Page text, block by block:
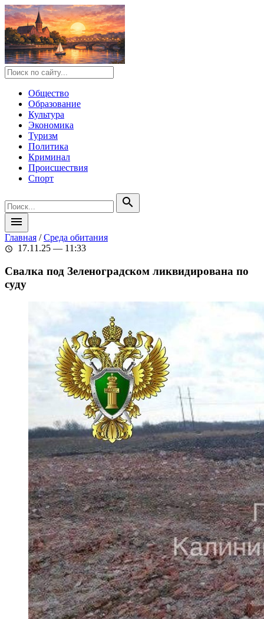
Общество
Образование
Культура
Экономика
Туризм
Политика
Криминал
Происшествия
Спорт
search
menu
Главная /Среда обитания
schedule 17.11.25 — 11:33
Свалка под Зеленоградском ликвидирована по
суду